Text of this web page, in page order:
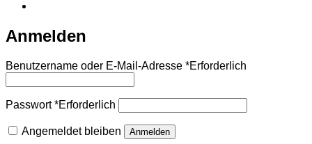
Anmelden
Benutzername oder E-Mail-Adresse *Erforderlich
Passwort*Erforderlich
Angemeldet bleiben Anmelden